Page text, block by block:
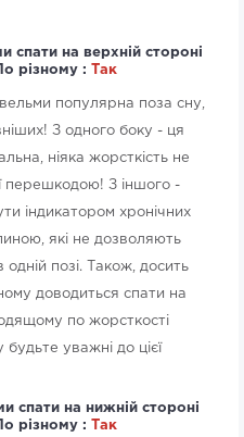
спати на верхній стороні
По різному :
Так
популярна поза сну,
З одного боку - ця
ніяка жорсткість не
перешкодою! З іншого -
індикатором хронічних
які не дозволяють
одній позі. Також, досить
доводиться спати на
по жорсткості
будьте уважні до цієї
спати на нижній стороні
По різному :
Так